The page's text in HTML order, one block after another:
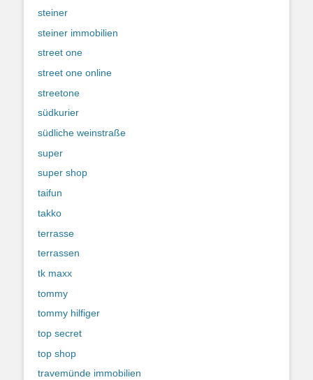
steiner
steiner immobilien
street one
street one online
streetone
südkurier
südliche weinstraße
super
super shop
taifun
takko
terrasse
terrassen
tk maxx
tommy
tommy hilfiger
top secret
top shop
travemünde immobilien